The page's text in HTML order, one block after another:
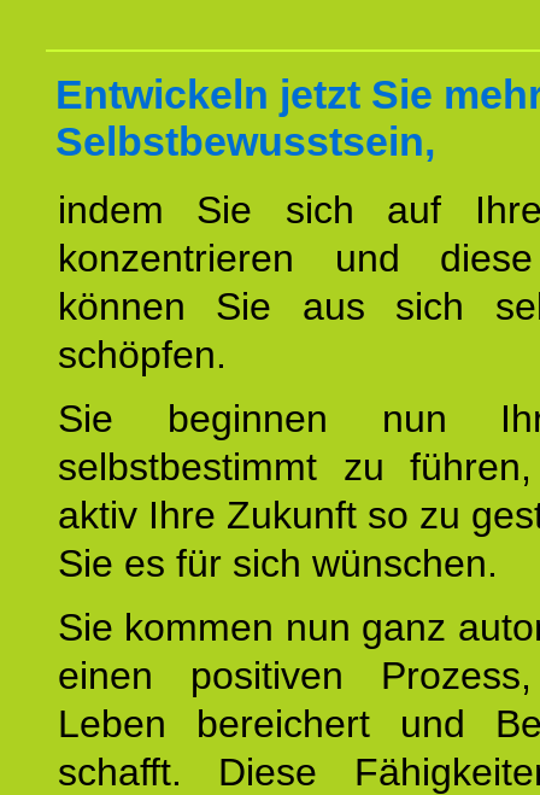
Entwickeln jetzt Sie
Selbstbewusstsein,
indem Sie sich auf
konzentrieren und
können Sie aus sich
schöpfen.
Sie beginnen nun
selbstbestimmt zu
aktiv Ihre Zukunft so zu
Sie es für sich wünschen.
Sie kommen nun ganz
einen positiven
Leben bereichert und
schafft. Diese